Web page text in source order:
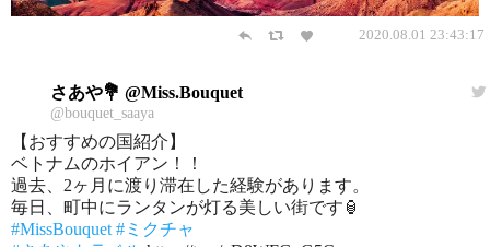
2020.08.01 23:43:17
さあや💐 @Miss.Bouquet
@bouquet_saaya
【おすすめの国紹介】
ベトナムのホイアン！！
過去、2ヶ月に渡り滞在した経験があります。
毎日、町中にランタンが灯る美しい街です🏮
#MissBouquet #ミクチャ